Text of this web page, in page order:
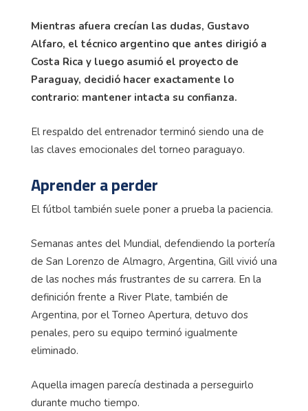
Mientras afuera crecían las dudas, Gustavo
Alfaro, el técnico argentino que antes dirigió a
Costa Rica y luego asumió el proyecto de
Paraguay, decidió hacer exactamente lo
contrario: mantener intacta su confianza.
El respaldo del entrenador terminó siendo una de
las claves emocionales del torneo paraguayo.
Aprender a perder
El fútbol también suele poner a prueba la paciencia.
Semanas antes del Mundial, defendiendo la portería
de San Lorenzo de Almagro, Argentina, Gill vivió una
de las noches más frustrantes de su carrera. En la
definición frente a River Plate, también de
Argentina, por el Torneo Apertura, detuvo dos
penales, pero su equipo terminó igualmente
eliminado.
Aquella imagen parecía destinada a perseguirlo
durante mucho tiempo.